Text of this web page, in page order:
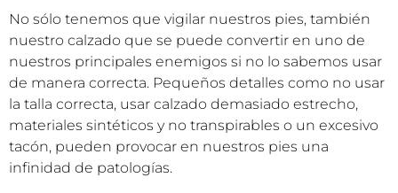
No sólo tenemos que vigilar nuestros pies, también
nuestro calzado que se puede convertir en uno de
nuestros principales enemigos si no lo sabemos usar
de manera correcta. Pequeños detalles como no usar
la talla correcta, usar calzado demasiado estrecho,
materiales sintéticos y no transpirables o un excesivo
tacón, pueden provocar en nuestros pies una
infinidad de patologías.